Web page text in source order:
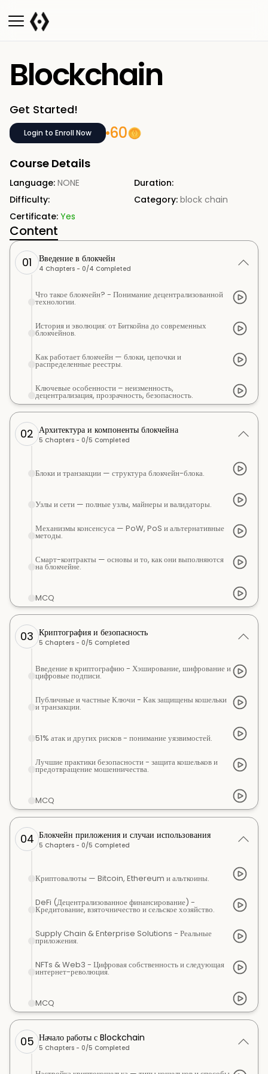
Blockchain
Get Started!
Login to Enroll Now 60
Course Details
Language: NONE
Duration:
Difficulty:
Category: block chain
Certificate: Yes
Content
01 Введение в блокчейн
4 Chapters - 0/4 Completed
Что такое блокчейн? - Понимание децентрализованной
технологии.
История и эволюция: от Биткойна до современных
блокчейнов.
Как работает блокчейн — блоки, цепочки и
распределенные реестры.
Ключевые особенности – неизменность,
децентрализация, прозрачность, безопасность.
02 Архитектура и компоненты блокчейна
5 Chapters - 0/5 Completed
Блоки и транзакции — структура блокчейн-блока.
Узлы и сети — полные узлы, майнеры и валидаторы.
Механизмы консенсуса — PoW, PoS и альтернативные
методы.
Смарт-контракты — основы и то, как они выполняются
на блокчейне.
MCQ
03 Криптография и безопасность
5 Chapters - 0/5 Completed
Введение в криптографию - Хэширование, шифрование и
цифровые подписи.
Публичные и частные Ключи - Как защищены кошельки
и транзакции.
51% атак и других рисков - понимание уязвимостей.
Лучшие практики безопасности - защита кошельков и
предотвращение мошенничества.
MCQ
04 Блокчейн приложения и случаи использования
5 Chapters - 0/5 Completed
Криптовалюты — Bitcoin, Ethereum и альткоины.
DeFi (Децентрализованное финансирование) -
Кредитование, взяточничество и сельское хозяйство.
Supply Chain & Enterprise Solutions - Реальные
приложения.
NFTs & Web3 - Цифровая собственность и следующая
интернет-революция.
MCQ
05 Начало работы с Blockchain
5 Chapters - 0/5 Completed